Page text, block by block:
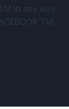
in any way.
TM,